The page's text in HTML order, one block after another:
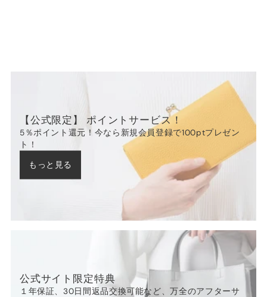
【公式限定】 ポイントサービス！
5％ポイント還元！今なら新規会員登録で100ptプレゼン
ト！
もっと見る
公式サイト限定特典
１年保証、30日間返品交換可能など、万全のアフターサ